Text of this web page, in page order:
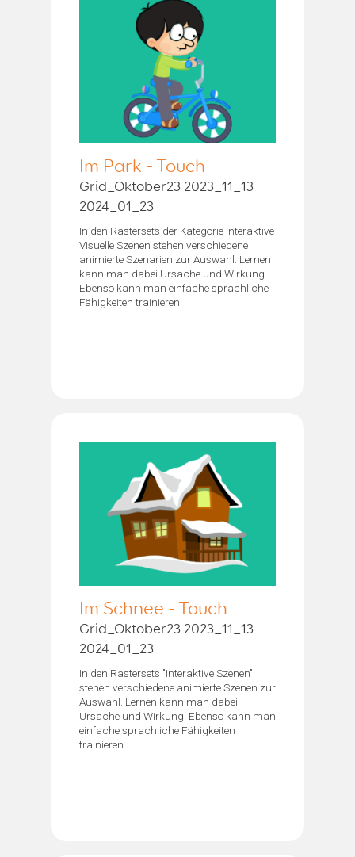
Im Park - Touch
Grid_Oktober23 2023_11_13
2024_01_23
In den Rastersets der Kategorie Interaktive
Visuelle Szenen stehen verschiedene
animierte Szenarien zur Auswahl. Lernen
kann man dabei Ursache und Wirkung.
Ebenso kann man einfache sprachliche
Fähigkeiten trainieren.
Im Schnee - Touch
Grid_Oktober23 2023_11_13
2024_01_23
In den Rastersets "Interaktive Szenen"
stehen verschiedene animierte Szenen zur
Auswahl. Lernen kann man dabei
Ursache und Wirkung. Ebenso kann man
einfache sprachliche Fähigkeiten
trainieren.